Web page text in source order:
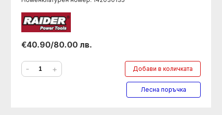
€40.90/80.00 лв.
- + Добави в количката
Лесна поръчка